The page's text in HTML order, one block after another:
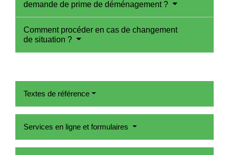
demande de prime de déménagement ?
Comment procéder en cas de changement
de situation ?
Textes de référence
Services en ligne et formulaires